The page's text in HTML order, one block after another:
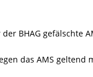
BHAG gefälschte
das AMS geltend